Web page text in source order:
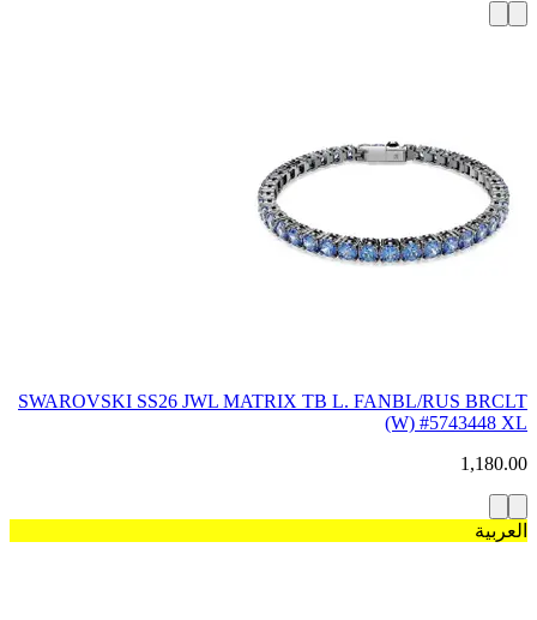
SWAROVSKI SS26 JWL MATRIX TB L. FANBL/RUS BRCLT
(W) #5743448 XL
1,180.00
العربية